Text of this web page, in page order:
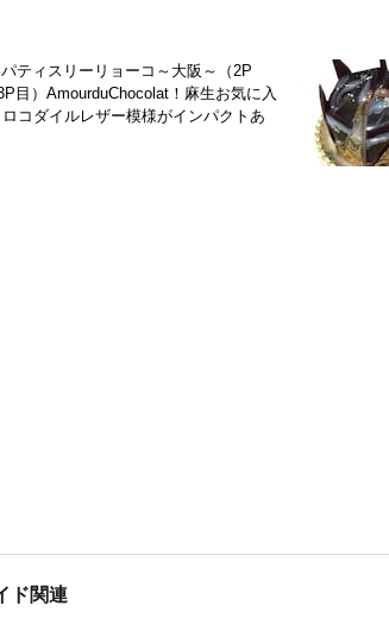
ティスリーリョーコ～大阪～（2P
目）AmourduChocolat！麻生お気に入
コダイルレザー模様がインパクトあ
ド関連